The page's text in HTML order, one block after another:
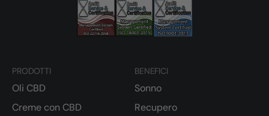
PRODOTTI
Oli CBD
Creme con CBD
BENEFICI
Sonno
Recupero